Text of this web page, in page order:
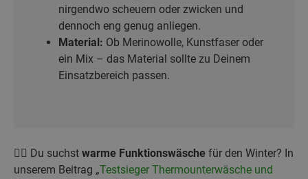
nirgendwo scheuern oder zwicken und
dennoch eng genug anliegen.
Material: Ob Merinowolle, Kunstfaser oder
ein Mix – das Material sollte zu Deinem
Einsatzbereich passen.
👉🏼 Du suchst warme Funktionswäsche für den Winter? In
unserem Beitrag „Testsieger Thermounterwäsche und